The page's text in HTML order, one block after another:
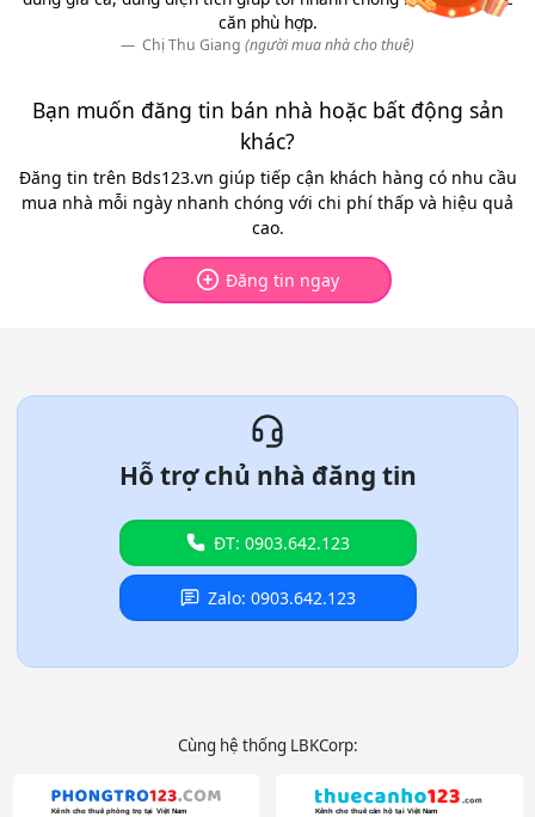
căn phù hợp.
Chị Thu Giang (người mua nhà cho thuê)
Bạn muốn đăng tin bán nhà hoặc bất động sản
khác?
Đăng tin trên Bds123.vn giúp tiếp cận khách hàng có nhu cầu
mua nhà mỗi ngày nhanh chóng với chi phí thấp và hiệu quả
cao.
Đăng tin ngay
Hỗ trợ chủ nhà đăng tin
ĐT: 0903.642.123
Zalo: 0903.642.123
Cùng hệ thống LBKCorp: